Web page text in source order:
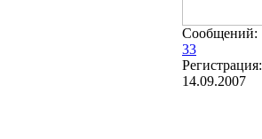
Сообщений:
33
Регистрация:
14.09.2007